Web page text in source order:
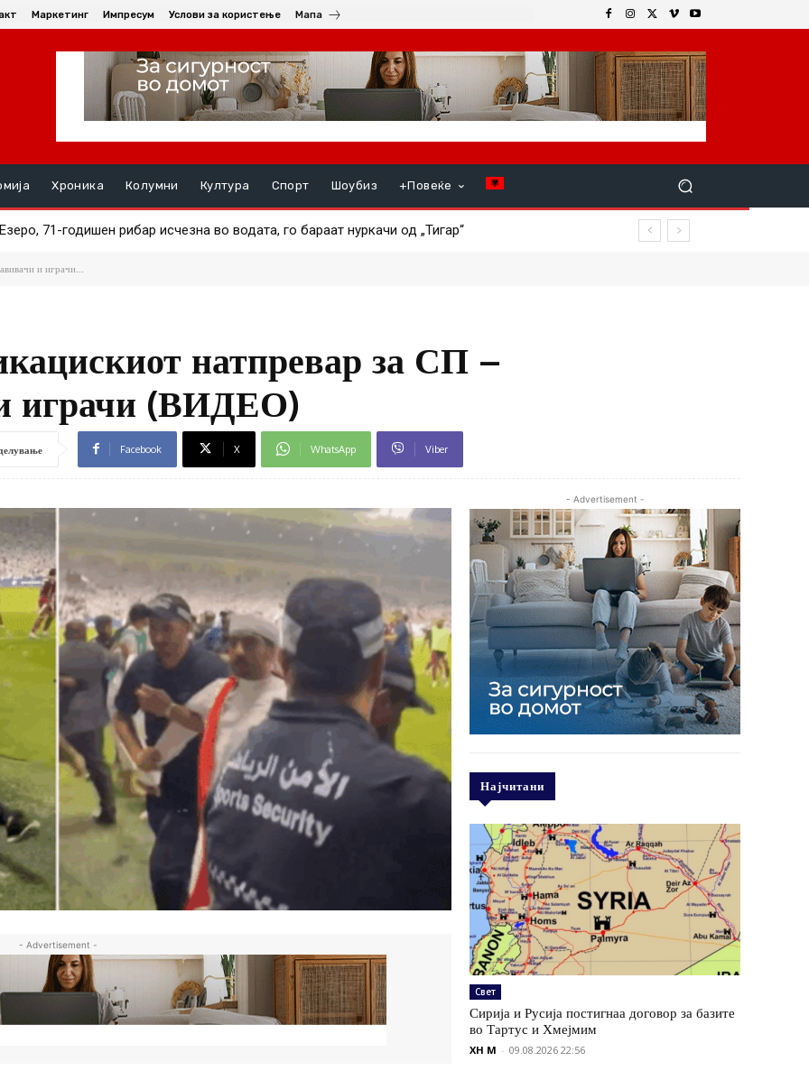
Маркетинг Импресум Услови за користење Мапа
Хроника Колумни Култура Спорт Шоубиз +Повеќе
71-годишен рибар исчезна во водата, го бараат нуркачи од „Тигар“
и играчи...
натпревар за СП –
играчи (ВИДЕО)
Facebook X WhatsApp Viber
- Advertisement -
- Advertisement -
Најчитани
Свет
Сирија и Русија постигнаа договор за базите
во Тартус и Хмејмим
XH M - 09.08.2026 22:56